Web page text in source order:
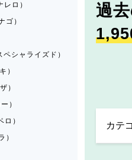
過
ロ）
ゴ）
シャライズド）
）
）
）
）
）